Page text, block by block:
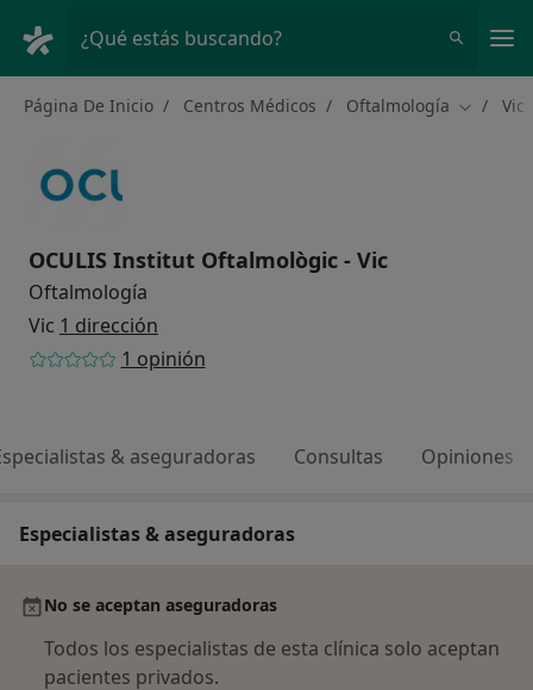
¿Qué estás buscando?
Página De Inicio Centros Médicos Oftalmología Cambiar
Vic
OCULIS Institut Oftalmològic - Vic
Oftalmología
Vic 1 dirección
1 opinión
& aseguradoras Consultas Opiniones
Especialistas & aseguradoras
No se aceptan aseguradoras
Todos los especialistas de esta clínica solo aceptan
pacientes privados.